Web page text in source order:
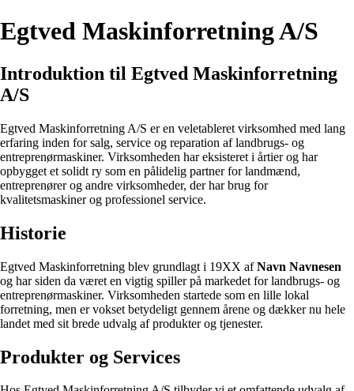
Egtved Maskinforretning A/S
Introduktion til Egtved Maskinforretning
A/S
Egtved Maskinforretning A/S er en veletableret virksomhed med lang
erfaring inden for salg, service og reparation af landbrugs- og
entreprenørmaskiner. Virksomheden har eksisteret i årtier og har
opbygget et solidt ry som en pålidelig partner for landmænd,
entreprenører og andre virksomheder, der har brug for
kvalitetsmaskiner og professionel service.
Historie
Egtved Maskinforretning blev grundlagt i 19XX afNavn Navnesen
og har siden da været en vigtig spiller på markedet for landbrugs- og
entreprenørmaskiner. Virksomheden startede som en lille lokal
forretning, men er vokset betydeligt gennem årene og dækker nu hele
landet med sit brede udvalg af produkter og tjenester.
Produkter og Services